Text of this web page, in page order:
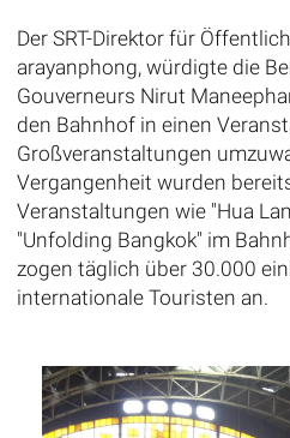
Der SRT-Direktor für
arayanphong, würdigte die
Gouverneurs Nirut
den Bahnhof in einen
Großveranstaltungen
Vergangenheit wurden
Veranstaltungen wie "Hua
"Unfolding Bangkok" im
zogen täglich über 30.000
internationale Touristen an.